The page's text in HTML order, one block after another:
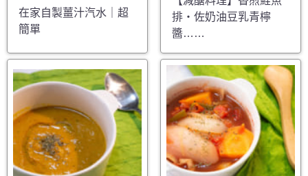
在家自製薑汁汽水｜超
簡單
排・佐奶油豆乳青檸
醬……